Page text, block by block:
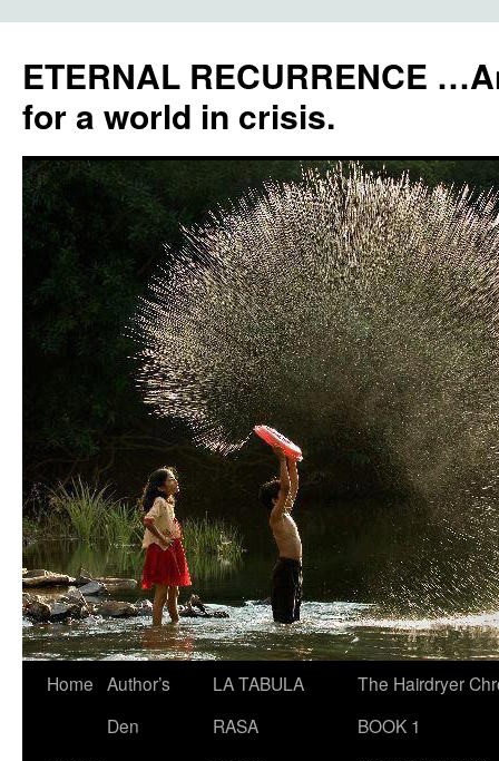
ETERNAL RECURRENCE
for a world in crisis.
Skip
Home Author’s
Den
LA TABULA
RASA
The Hairdryer
BOOK 1